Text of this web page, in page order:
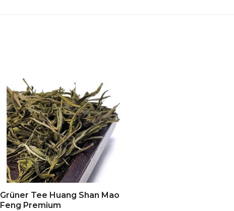
Grüner Tee Huang Shan Mao
Feng Premium